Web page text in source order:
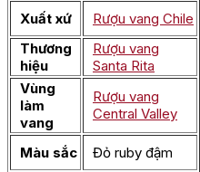
Xuất xứ
Rượu vang Chile
Thương
hiệu
Rượu vang
Santa Rita
Vùng
làm
vang
Rượu vang
Central Valley
Màu sắc
Đỏ ruby đậm